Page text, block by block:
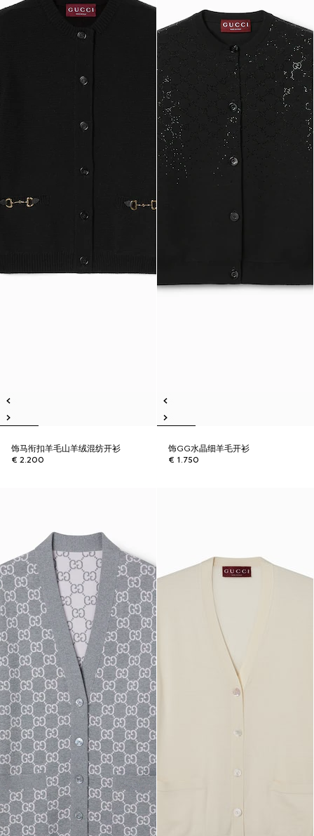
饰马衔扣羊毛山羊绒混纺开衫
€ 2.200
饰GG水晶细羊毛开衫
€ 1.750